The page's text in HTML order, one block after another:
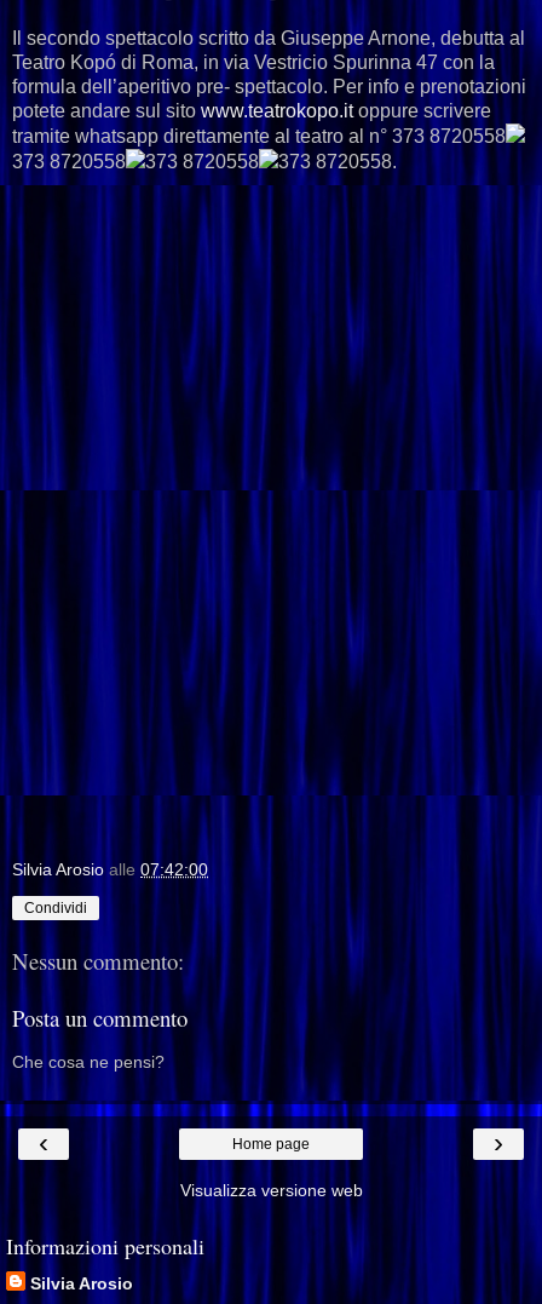
Il secondo spettacolo scritto da Giuseppe Arnone, debutta al
Teatro Kopó di Roma, in via Vestricio Spurinna 47 con la
formula dell’aperitivo pre- spettacolo. Per info e prenotazioni
potete andare sul sito www.teatrokopo.itoppure scrivere
tramite whatsapp direttamente al teatro al n° 373 8720558
373 8720558
373 8720558 373 8720558.
Silvia Arosio alle 07:42:00
Condividi
Nessun commento:
Posta un commento
Che cosa ne pensi?
‹ ›
Home page
Visualizza versione web
Informazioni personali
Silvia Arosio